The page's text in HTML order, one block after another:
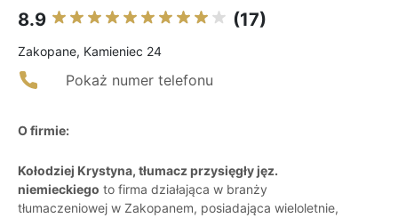
8.9 (17)
Zakopane, Kamieniec 24
Pokaż numer telefonu
O firmie:
Kołodziej Krystyna, tłumacz przysięgły jęz.
niemieckiego to firma działająca w branży
tłumaczeniowej w Zakopanem, posiadająca wieloletnie,